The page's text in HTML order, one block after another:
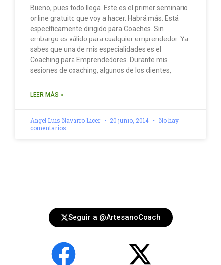
Bueno, pues todo llega. Este es el primer seminario
online gratuito que voy a hacer. Habrá más. Está
específicamente dirigido para Coaches. Sin
embargo es válido para cualquier emprendedor. Ya
sabes que una de mis especialidades es el
Coaching para Emprendedores. Durante mis
sesiones de coaching, algunos de los clientes,
LEER MÁS »
Angel Luis Navarro Licer 20 junio, 2014
No hay
comentarios
Seguir a @ArtesanoCoach